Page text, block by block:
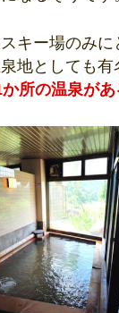
キー場のみに
地としても有
所の温泉があ